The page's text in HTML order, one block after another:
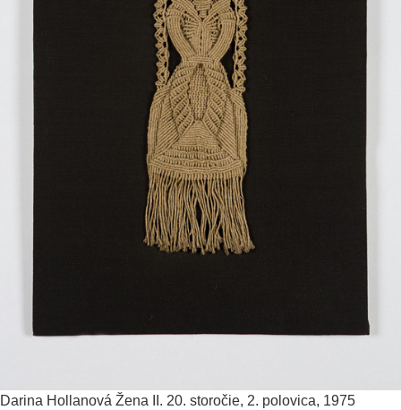
Darina Hollanová Žena II. 20. storočie, 2. polovica, 1975